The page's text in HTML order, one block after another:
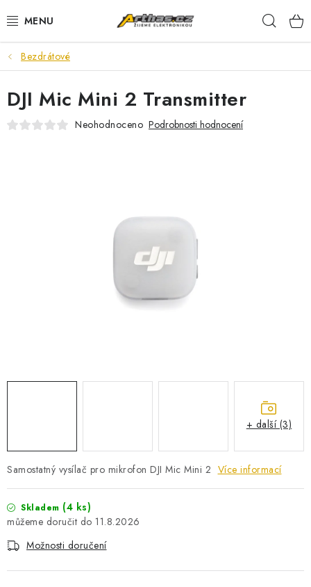
na
TELEFONY, TABLETY
POČÍTAČE, NOTEBOOKY
PRO HRÁČE
Bezdrátové
Samostatný vysílač pro mikrofon DJI Mic Mini 2 Více informací
Skladem (4 ks)
11.8.2026
Možnosti doručení
DJI Mic Mini 2 Transmitter
Neohodnoceno Podrobnosti hodnocení
+ další (3)